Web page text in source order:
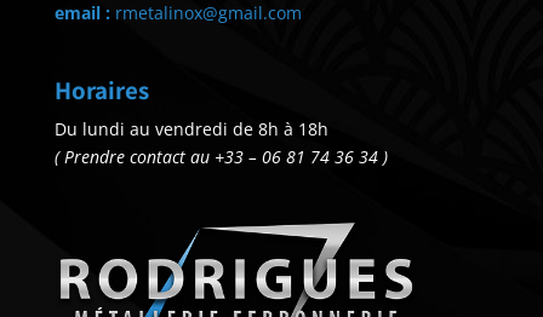
email : rmetalinox@gmail.com
Horaires
Du lundi au vendredi de 8h à 18h
( Prendre contact au +33 – 06 81 74 36 34 )